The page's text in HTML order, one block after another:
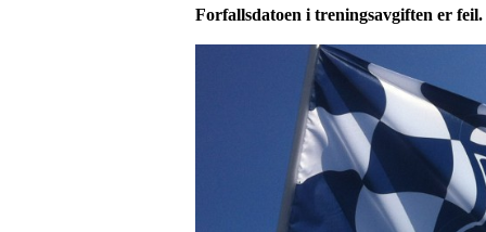
Forfallsdatoen i treningsavgiften er feil.